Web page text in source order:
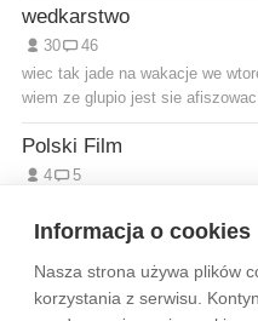
Informacja o cookies
Nasza strona używa plików
korzystania z serwisu.
wedkarstwo
30
46
wiec tak jade na wakacje we
wiem ze glupio jest sie
Polski Film
4
5
Klasyka gatunku i itd.
Wytyczne dla